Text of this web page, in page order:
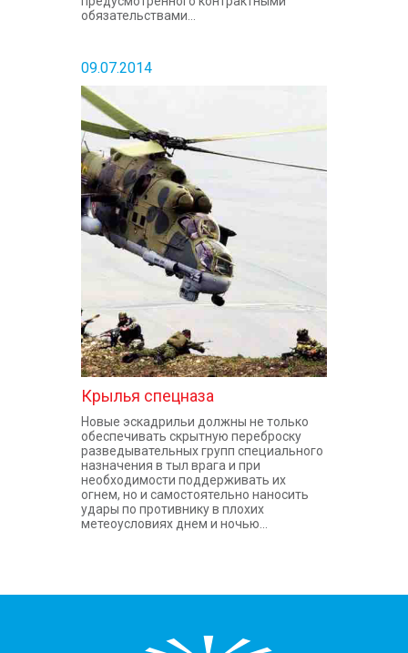
обязательствами...
09.07.2014
Крылья спецназа
Новые эскадрильи должны не только
обеспечивать скрытную переброску
разведывательных групп специального
назначения в тыл врага и при
необходимости поддерживать их
огнем, но и самостоятельно наносить
удары по противнику в плохих
метеоусловиях днем и ночью...